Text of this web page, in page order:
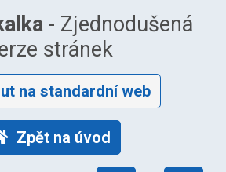
- Zjednodušená
stránek
na standardní web
Zpět na úvod